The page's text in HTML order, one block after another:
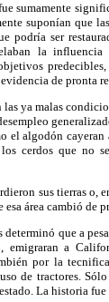
sumamente
suponían que
podría ser
la
de pronta
las ya malas
el algodón
cerdos que no
sus tierras o,
área cambió de
determinó que a
emigraran a
por la
de tractores.
La historia